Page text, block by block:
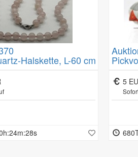
Halskette, L-60 cm
mit
11cm
5